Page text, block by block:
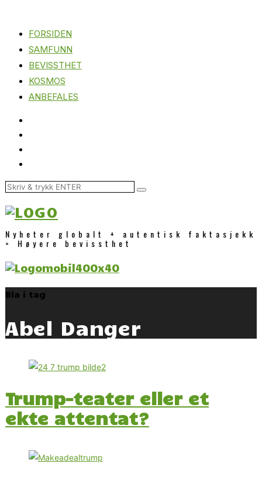
FORSIDEN
SAMFUNN
BEVISSTHET
KOSMOS
ANBEFALES
Nyheter globalt + autentisk faktasjekk
= Høyere bevissthet
Bla i tag
Abel Danger
Trump-teater eller et
ekte attentat?